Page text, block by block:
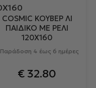
COSMIC ΚΟΥΒΕΡ ΛΙ
ΠΑΙΔΙΚΟ ΜΕ ΡΕΛΙ
120Χ160
Παράδοση 4 έως 6 ημέρες
€ 32.80